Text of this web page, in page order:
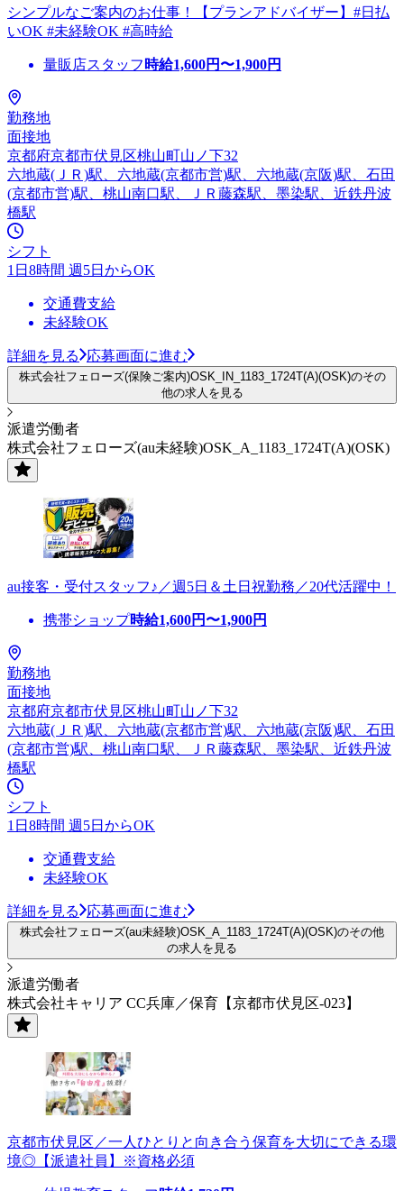
シンプルなご案内のお仕事！【プランアドバイザー】#日払
いOK #未経験OK #高時給
量販店スタッフ 時給1,600円〜1,900円
勤務地
面接地
京都府京都市伏見区桃山町山ノ下32
六地蔵(ＪＲ)駅、六地蔵(京都市営)駅、六地蔵(京阪)駅、石田
(京都市営)駅、桃山南口駅、ＪＲ藤森駅、墨染駅、近鉄丹波
橋駅
シフト
1日8時間 週5日からOK
交通費支給
未経験OK
詳細を見る 応募画面に進む
株式会社フェローズ(保険ご案内)OSK_IN_1183_1724T(A)(OSK)のその
他の求人を見る
派遣労働者
株式会社フェローズ(au未経験)OSK_A_1183_1724T(A)(OSK)
au接客・受付スタッフ♪／週5日＆土日祝勤務／20代活躍中！
携帯ショップ時給1,600円〜1,900円
勤務地
面接地
京都府京都市伏見区桃山町山ノ下32
六地蔵(ＪＲ)駅、六地蔵(京都市営)駅、六地蔵(京阪)駅、石田
(京都市営)駅、桃山南口駅、ＪＲ藤森駅、墨染駅、近鉄丹波
橋駅
シフト
1日8時間 週5日からOK
交通費支給
未経験OK
詳細を見る 応募画面に進む
株式会社フェローズ(au未経験)OSK_A_1183_1724T(A)(OSK)のその他
の求人を見る
派遣労働者
株式会社キャリア CC兵庫／保育【京都市伏見区-023】
京都市伏見区／一人ひとりと向き合う保育を大切にできる環
境◎【派遣社員】※資格必須